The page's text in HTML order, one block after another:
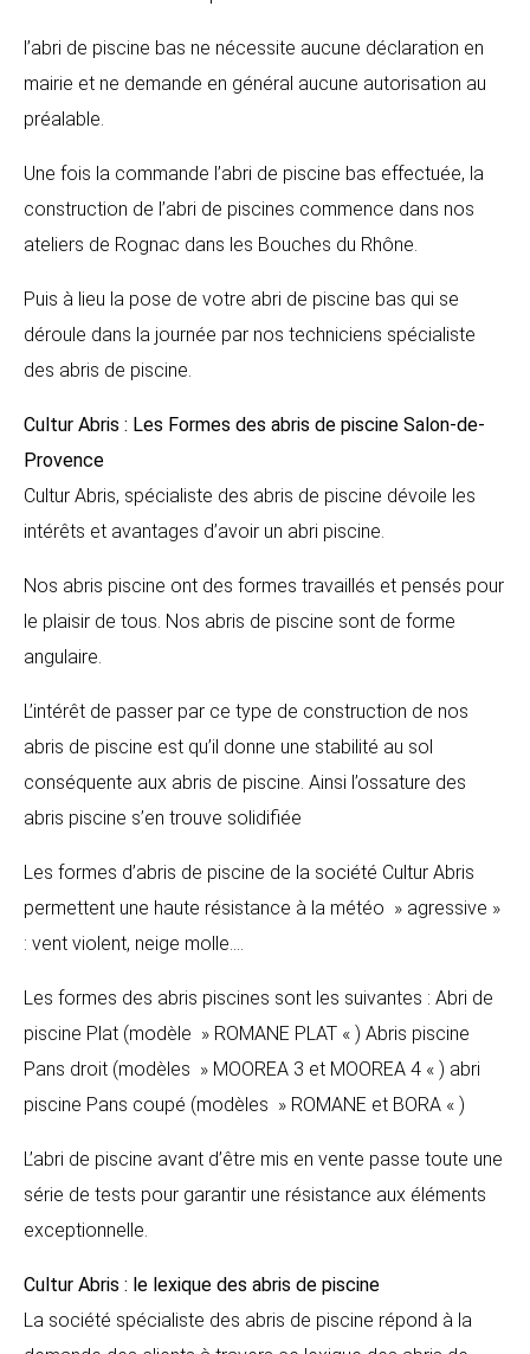
l’abri de piscine bas ne nécessite aucune déclaration en
mairie et ne demande en général aucune autorisation au
préalable.
Une fois la commande l’abri de piscine bas effectuée, la
construction de l’abri de piscines commence dans nos
ateliers de Rognac dans les Bouches du Rhône.
Puis à lieu la pose de votre abri de piscine bas qui se
déroule dans la journée par nos techniciens spécialiste
des abris de piscine.
Cultur Abris : Les Formes des abris de piscine Salon-de-
Provence
Cultur Abris, spécialiste des abris de piscine dévoile les
intérêts et avantages d’avoir un abri piscine.
Nos abris piscine ont des formes travaillés et pensés pour
le plaisir de tous. Nos abris de piscine sont de forme
angulaire.
L’intérêt de passer par ce type de construction de nos
abris de piscine est qu’il donne une stabilité au sol
conséquente aux abris de piscine. Ainsi l’ossature des
abris piscine s’en trouve solidifiée
Les formes d’abris de piscine de la société Cultur Abris
permettent une haute résistance à la météo » agressive »
: vent violent, neige molle….
Les formes des abris piscines sont les suivantes : Abri de
piscine Plat (modèle » ROMANE PLAT « ) Abris piscine
Pans droit (modèles » MOOREA 3 et MOOREA 4 « ) abri
piscine Pans coupé (modèles » ROMANE et BORA « )
L’abri de piscine avant d’être mis en vente passe toute une
série de tests pour garantir une résistance aux éléments
exceptionnelle.
Cultur Abris : le lexique des abris de piscine
La société spécialiste des abris de piscine répond à la